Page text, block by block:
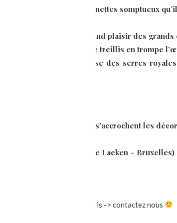
le théâtre de marionnettes somptueux
castelet pour le plus grand plaisir des grands
de palmettes et de treillis en trompe
sur le décor grandiose des serres
le cadre sur lequel s’accrochent les
peint (serres royales de Laeken – Bruxelles)
Senlis ou livraison sur devis -> contactez nous